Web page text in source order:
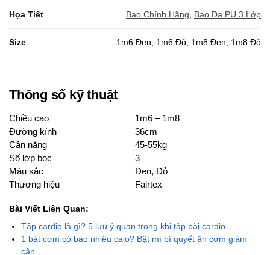
Họa Tiết Bao Chính Hãng Bao Da PU 3 Lớp
Size 1m6 Đen, 1m6 Đỏ, 1m8 Đen, 1m8 Đỏ
Thông số kỹ thuật
Chiều cao
1m6 – 1m8
Đường kính
36cm
Cân nặng
45-55kg
Số lớp bọc
3
Màu sắc
Đen, Đỏ
Thương hiệu
Fairtex
Bài Viết Liên Quan:
Tập cardio là gì? 5 lưu ý quan trọng khi tập bài cardio
1 bát cơm có bao nhiêu calo? Bật mí bí quyết ăn cơm giảm
cân